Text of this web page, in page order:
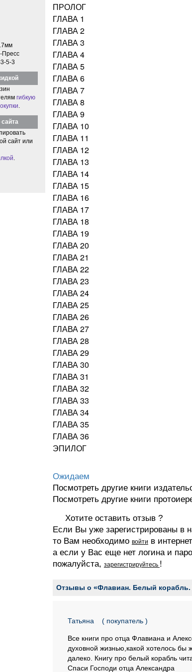
Пресс
5-3
гибкую
сайт или
ПРОЛОГ
ГЛАВА 1
ГЛАВА 2
ГЛАВА 3
ГЛАВА 4
ГЛАВА 5
ГЛАВА 6
ГЛАВА 7
ГЛАВА 8
ГЛАВА 9
ГЛАВА 10
ГЛАВА 11
ГЛАВА 12
ГЛАВА 13
ГЛАВА 14
ГЛАВА 15
ГЛАВА 16
ГЛАВА 17
ГЛАВА 18
ГЛАВА 19
ГЛАВА 20
ГЛАВА 21
ГЛАВА 22
ГЛАВА 23
ГЛАВА 24
ГЛАВА 25
ГЛАВА 26
ГЛАВА 27
ГЛАВА 28
ГЛАВА 29
ГЛАВА 30
ГЛАВА 31
ГЛАВА 32
ГЛАВА 33
ГЛАВА 34
ГЛАВА 35
ГЛАВА 36
ЭПИЛОГ
Ожидаем
Посмотреть другие книги
Посмотреть другие книги
Хотите оставить отзыв ?
Если Вы уже зарегистрированы в
то Вам необходимо войти в
а если у Вас еще нет логина и
пожалуйста, зарегистрируйтесь !
Отзывы о «Флавиан. Белый корабль.
Татьяна ( покупатель )
Все книги про отца Флавиана и
духовной жизнью,какой хотелось бы
далеко. Книгу про белый корабль
Спаси Господи отца Александра